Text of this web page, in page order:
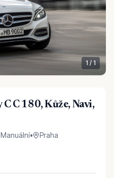
1 /1
C 180, Kůže, Navi,
Manuální• Praha